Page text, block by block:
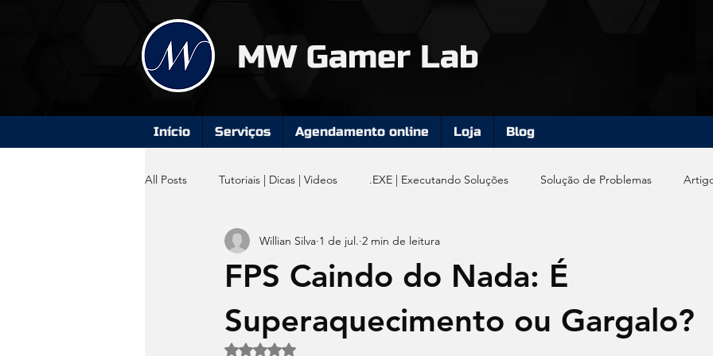
MW Gamer Lab
Início Serviços Agendamento online Loja Blog
All Posts Tutoriais | Dicas | Videos .EXE | Executando Soluções Solução de Problemas
Computador Gamer
FPS Caindo do Nada: É
Superaquecimento ou Gargalo?
Willian Silva 1 de jul. 2 min de leitura
Avaliado com NaN de 5 estrelas.